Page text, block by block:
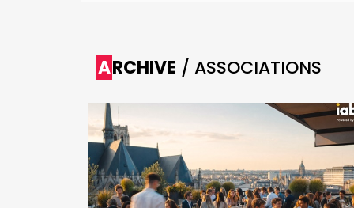
ARCHIVE / ASSOCIATIONS